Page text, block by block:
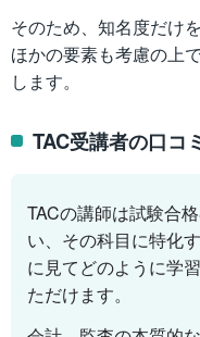
そのため、知名度だけ
ほかの要素も考慮の上
します。
TAC受講者の口コ
TACの講師は試験合
い、その科目に特化
に見てどのように学
ただけます。